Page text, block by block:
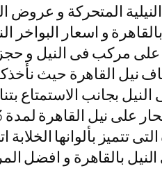
المتحركة و عروض
و اسعار البواخر
مركب فى النيل و حجز
نيل القاهرة حيث
النيل بجانب الاستمتاع
بالقاهرة و افضل